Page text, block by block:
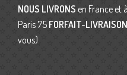
NOUS LIVRONS en France et
Paris 75 FORFAIT-LIVRAISON
vous)